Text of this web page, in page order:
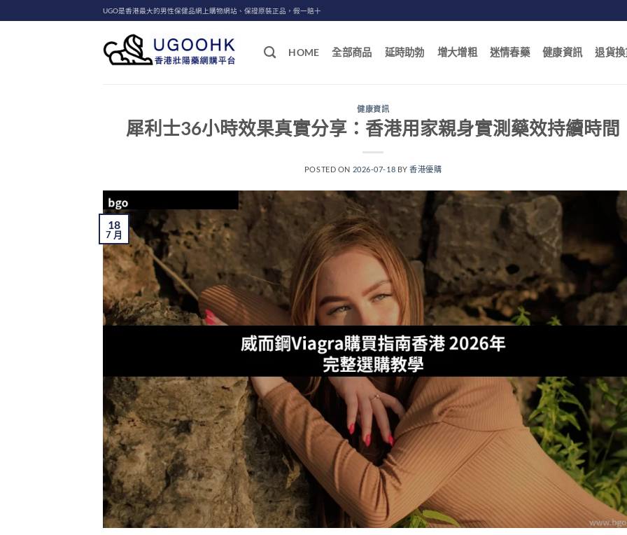
to
UGO是香港最大的男性保健品網上購物網站、保證原裝正品，假一賠十
HOME 全部商品 延時助勃 增大增粗 迷情春藥 健康資訊 退貨換
健康資訊
犀利士36小時效果真實分享：香港用家親身實測藥效持續時間
POSTED ON 2026-07-18 BY香港優購
18
7 月